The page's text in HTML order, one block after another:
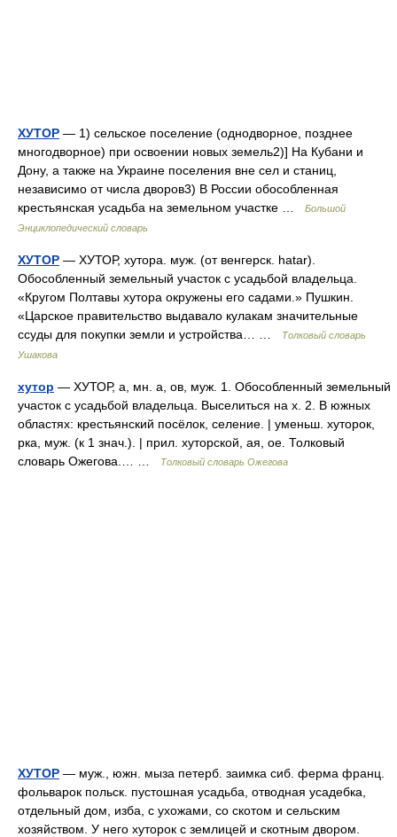
ХУТОР — 1) сельское поселение (однодворное, позднее
многодворное) при освоении новых земель2)] На Кубани и
Дону, а также на Украине поселения вне сел и станиц,
независимо от числа дворов3) В России обособленная
крестьянская усадьба на земельном участке …
Большой
Энциклопедический словарь
ХУТОР — ХУТОР, хутора. муж. (от венгерск. hatar).
Обособленный земельный участок с усадьбой владельца.
«Кругом Полтавы хутора окружены его садами.» Пушкин.
«Царское правительство выдавало кулакам значительные
ссуды для покупки земли и устройства… …
Толковый словарь
Ушакова
хутор — ХУТОР, а, мн. а, ов, муж. 1. Обособленный земельный
участок с усадьбой владельца. Выселиться на х. 2. В южных
областях: крестьянский посёлок, селение. | уменьш. хуторок,
рка, муж. (к 1 знач.). | прил. хуторской, ая, ое. Толковый
словарь Ожегова.… …
Толковый словарь Ожегова
ХУТОР — муж., южн. мыза петерб. заимка сиб. ферма франц.
фольварок польск. пустошная усадьба, отводная усадебка,
отдельный дом, изба, с ухожами, со скотом и сельским
хозяйством. У него хуторок с землицей и скотным двором.